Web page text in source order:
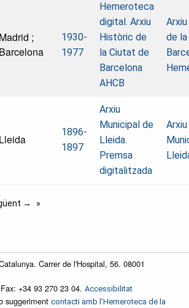
Madrid ;
Barcelona
1930-
1977
Hemeroteca
digital. Arxiu
Històric de
la Ciutat de
Barcelona
AHCB
de
Lleida
1896-
1897
Arxiu
Municipal de
Lleida.
Premsa
digitalitzada
Arxiu
→
Carrer de l'Hospital, 56. 08001
+34 93 270 23 04. Accessibilitat
suggeriment contacti amb l'Hemeroteca de la